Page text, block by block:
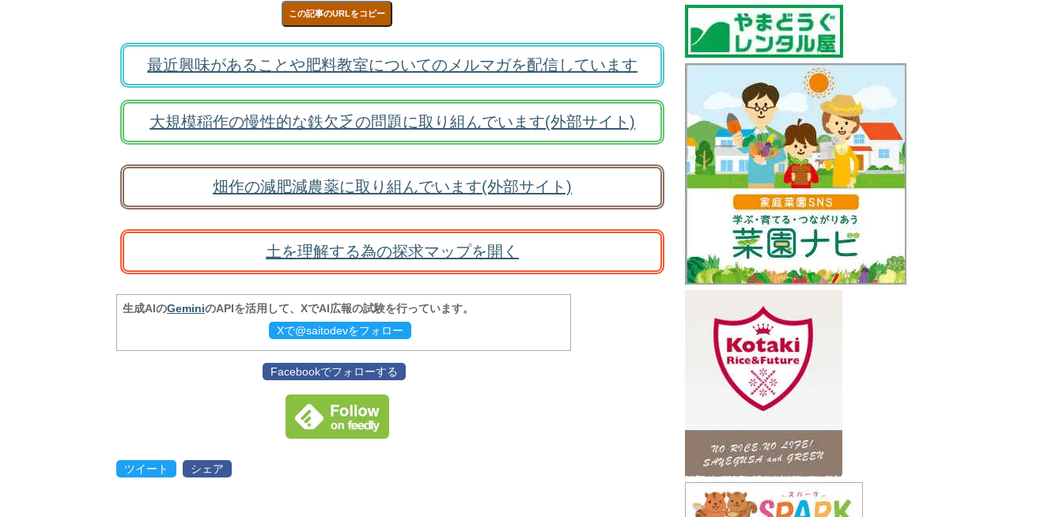
この記事のURLをコピー
最近興味があることや肥料教室についてのメルマガを配信しています
大規模稲作の慢性的な鉄欠乏の問題に取り組んでいます(外部サイト)
畑作の減肥減農薬に取り組んでいます(外部サイト)
土を理解する為の探求マップを開く
生成AIのGeminiのAPIを活用して、XでAI広報の試験を行っています。
Xで@saitodevをフォロー
Facebookでフォローする
ツイート シェア